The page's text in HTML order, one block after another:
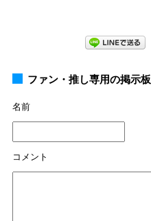
ファン・推し専用の掲示板
名前
コメント